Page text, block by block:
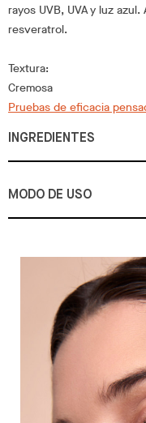
rayos UVB, UVA y luz
resveratrol.
Textura:
Cremosa
Pruebas de eficacia
INGREDIENTES
MODO DE USO